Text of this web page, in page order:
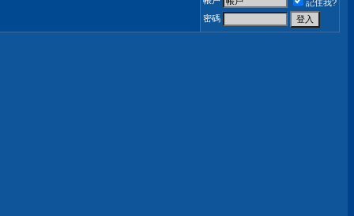
記住我?
密碼